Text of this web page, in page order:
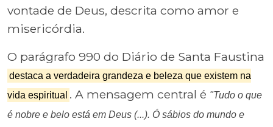
vontade de Deus, descrita como amor e
misericórdia.
O parágrafo 990 do Diário de Santa Faustina
destaca a verdadeira grandeza e beleza que existem na
vida espiritual . A mensagem central é "Tudo o que
é nobre e belo está em Deus (...). Ó sábios do mundo e